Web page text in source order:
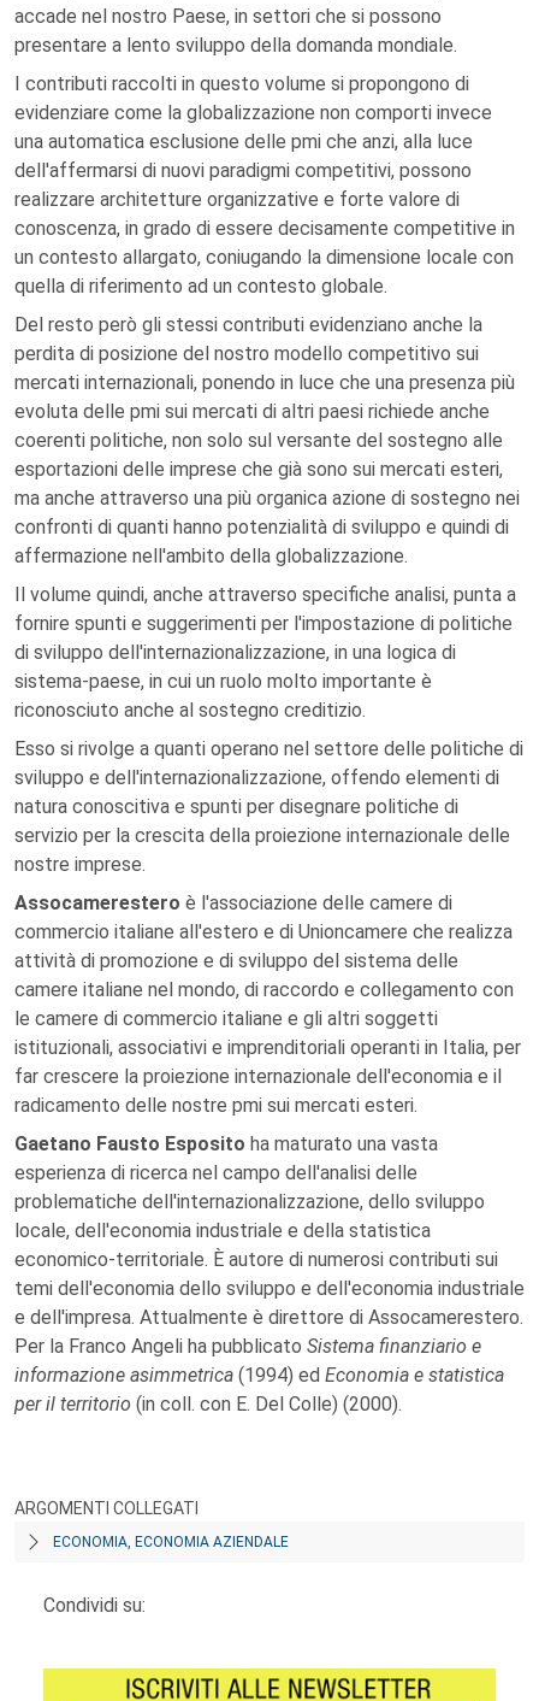
accade nel nostro Paese, in settori che si possono
presentare a lento sviluppo della domanda mondiale.
I contributi raccolti in questo volume si propongono di
evidenziare come la globalizzazione non comporti invece
una automatica esclusione delle pmi che anzi, alla luce
dell'affermarsi di nuovi paradigmi competitivi, possono
realizzare architetture organizzative e forte valore di
conoscenza, in grado di essere decisamente competitive in
un contesto allargato, coniugando la dimensione locale con
quella di riferimento ad un contesto globale.
Del resto però gli stessi contributi evidenziano anche la
perdita di posizione del nostro modello competitivo sui
mercati internazionali, ponendo in luce che una presenza più
evoluta delle pmi sui mercati di altri paesi richiede anche
coerenti politiche, non solo sul versante del sostegno alle
esportazioni delle imprese che già sono sui mercati esteri,
ma anche attraverso una più organica azione di sostegno nei
confronti di quanti hanno potenzialità di sviluppo e quindi di
affermazione nell'ambito della globalizzazione.
Il volume quindi, anche attraverso specifiche analisi, punta a
fornire spunti e suggerimenti per l'impostazione di politiche
di sviluppo dell'internazionalizzazione, in una logica di
sistema-paese, in cui un ruolo molto importante è
riconosciuto anche al sostegno creditizio.
Esso si rivolge a quanti operano nel settore delle politiche di
sviluppo e dell'internazionalizzazione, offendo elementi di
natura conoscitiva e spunti per disegnare politiche di
servizio per la crescita della proiezione internazionale delle
nostre imprese.
Assocamerestero è l'associazione delle camere di
commercio italiane all'estero e di Unioncamere che realizza
attività di promozione e di sviluppo del sistema delle
camere italiane nel mondo, di raccordo e collegamento con
le camere di commercio italiane e gli altri soggetti
istituzionali, associativi e imprenditoriali operanti in Italia, per
far crescere la proiezione internazionale dell'economia e il
radicamento delle nostre pmi sui mercati esteri.
Gaetano Fausto Esposito ha maturato una vasta
esperienza di ricerca nel campo dell'analisi delle
problematiche dell'internazionalizzazione, dello sviluppo
locale, dell'economia industriale e della statistica
economico-territoriale. È autore di numerosi contributi sui
temi dell'economia dello sviluppo e dell'economia industriale
e dell'impresa. Attualmente è direttore di Assocamerestero.
Per la Franco Angeli ha pubblicato Sistema finanziario e
informazione asimmetrica (1994) ed Economia e statistica
per il territorio (in coll. con E. Del Colle) (2000).
ARGOMENTI COLLEGATI
ECONOMIA, ECONOMIA AZIENDALE
Condividi su: